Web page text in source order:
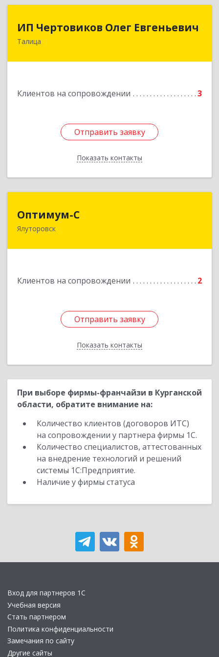
ИП Чертовиков Олег Евгеньевич
Талица
Клиентов на сопровождении 3
Отправить заявку
Показать контакты
623640, Свердловская обл, Талица г, Ленина ул,
Отправить заявку
Назад
Оптимум-С
Ялуторовск
Клиентов на сопровождении 2
Отправить заявку
Показать контакты
Отправить заявку
Назад
При выборе фирмы-франчайзи в Курганской
области, обратите внимание на:
Количество клиентов (договоров ИТС)
на сопровождении у партнера фирмы 1С.
Количество специалистов, аттестованных
на внедрение технологий и решений
системы 1С:Предприятие.
Наличие у фирмы статуса
Вход для партнеров 1С
Учебная версия
Стать партнером
Политика конфиденциальности
Замечания по сайту
Другие сайты